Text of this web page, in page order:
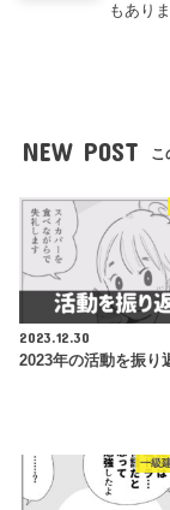
もありま
NEW POST こ
2023.12.30
2023年の活動を振り
一級